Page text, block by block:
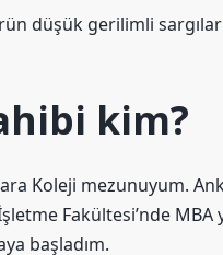
düşük gerilimli
kim?
Koleji mezunuyum.
Fakültesi’nde MBA
başladım.